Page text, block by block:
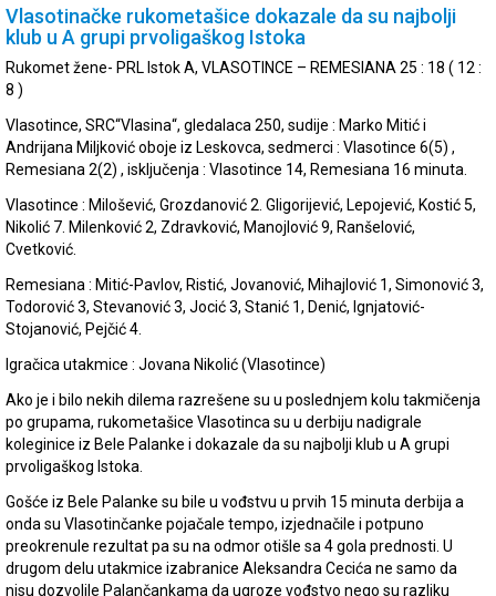
Vlasotinačke rukometašice dokazale da su najbolji
klub u A grupi prvoligaškog Istoka
Rukomet žene- PRL Istok A, VLASOTINCE – REMESIANA 25 : 18 ( 12 :
8 )
Vlasotince, SRC“Vlasina“, gledalaca 250, sudije : Marko Mitić i
Andrijana Miljković oboje iz Leskovca, sedmerci : Vlasotince 6(5) ,
Remesiana 2(2) , isključenja : Vlasotince 14, Remesiana 16 minuta.
Vlasotince : Milošević, Grozdanović 2. Gligorijević, Lepojević, Kostić 5,
Nikolić 7. Milenković 2, Zdravković, Manojlović 9, Ranšelović,
Cvetković.
Remesiana : Mitić-Pavlov, Ristić, Jovanović, Mihajlović 1, Simonović 3,
Todorović 3, Stevanović 3, Jocić 3, Stanić 1, Denić, Ignjatović-
Stojanović, Pejčić 4.
Igračica utakmice : Jovana Nikolić (Vlasotince)
Ako je i bilo nekih dilema razrešene su u poslednjem kolu takmičenja
po grupama, rukometašice Vlasotinca su u derbiju nadigrale
koleginice iz Bele Palanke i dokazale da su najbolji klub u A grupi
prvoligaškog Istoka.
Gošće iz Bele Palanke su bile u vođstvu u prvih 15 minuta derbija a
onda su Vlasotinčanke pojačale tempo, izjednačile i potpuno
preokrenule rezultat pa su na odmor otišle sa 4 gola prednosti. U
drugom delu utakmice izabranice Aleksandra Cecića ne samo da
nisu dozvolile Palančankama da ugroze vođstvo nego su razliku